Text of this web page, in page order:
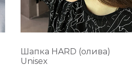
Шапка HARD (олива)
Unisex